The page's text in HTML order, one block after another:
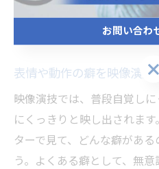
に書き出していくことで、
表情や動作の癖を映像演技
映像演技では、普段自覚し
にくっきりと映し出されま
ターで見て、どんな癖があ
う。よくある癖として、無
お問い合わ
お問い合わ